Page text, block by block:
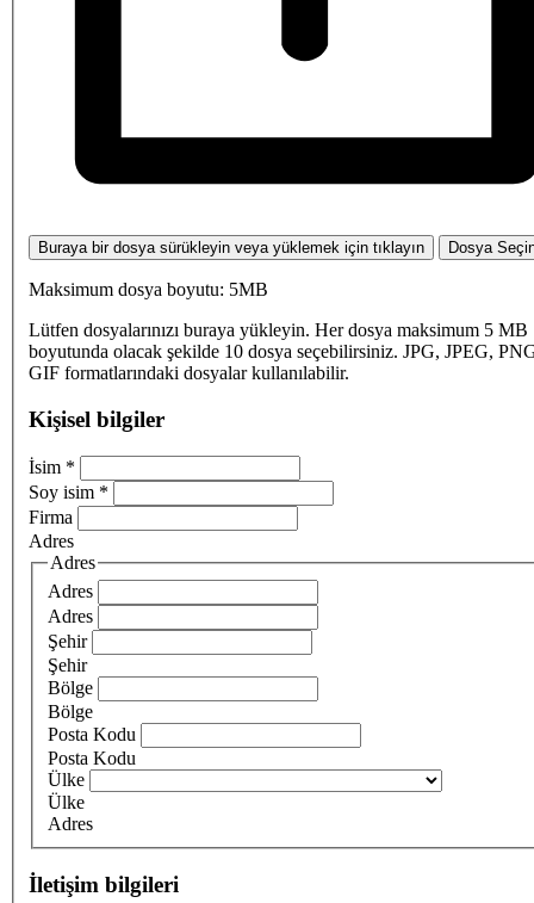
Buraya bir dosya sürükleyin veya yüklemek için tıklayın Dosya
Maksimum dosya boyutu: 5MB
Lütfen dosyalarınızı buraya yükleyin. Her dosya maksimum 5 MB
boyutunda olacak şekilde 10 dosya seçebilirsiniz. JPG, JPEG,
GIF formatlarındaki dosyalar kullanılabilir.
Kişisel bilgiler
İsim *
Soy isim *
Firma
Adres
Adres
Adres
Adres
Şehir
Şehir
Bölge
Bölge
Posta Kodu
Posta Kodu
Ülke
Ülke
Adres
İletişim bilgileri